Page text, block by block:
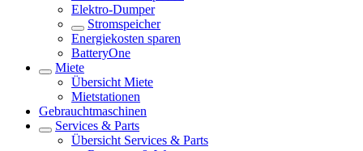
Elektro-Dumper
Stromspeicher
Energiekosten sparen
BatteryOne
Miete
Übersicht Miete
Mietstationen
Gebrauchtmaschinen
Services & Parts
Übersicht Services & Parts